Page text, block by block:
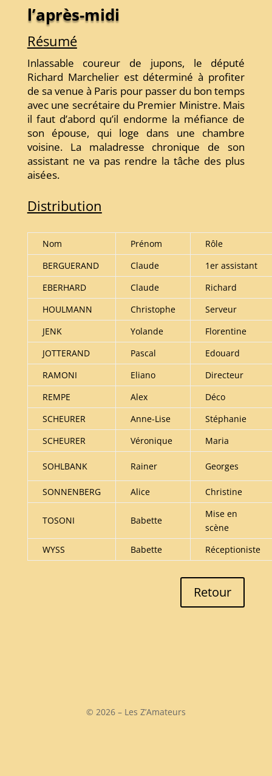
l’après-midi
Résumé
Inlassable coureur de jupons, le député
Richard Marchelier est déterminé à profiter
de sa venue à Paris pour passer du bon temps
avec une secrétaire du Premier Ministre. Mais
il faut d’abord qu’il endorme la méfiance de
son épouse, qui loge dans une chambre
voisine. La maladresse chronique de son
assistant ne va pas rendre la tâche des plus
aisées.
Distribution
Nom Prénom
Rôle
BERGUERAND
Claude
1er assistant
EBERHARD
Claude
Richard
HOULMANN
Christophe
Serveur
JENK
Yolande
Florentine
JOTTERAND
Pascal
Edouard
RAMONI
Eliano
Directeur
REMPE
Alex
Déco
SCHEURER
Anne-Lise
Stéphanie
SCHEURER
Véronique Maria
SOHLBANK Rainer Georges
SONNENBERG Alice Christine
TOSONI Babette
Mise en
scène
WYSS
Babette Réceptioniste
Retour
© 2026 – Les Z’Amateurs